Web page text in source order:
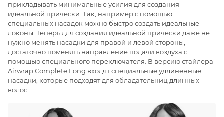
прикладывать минимальные усилия для создания
идеальной прически. Так, например с помощью
специальных насадок можно быстро создать идеальные
локоны. Теперь для создания идеальной прически даже не
нужно менять насадки для правой и левой стороны,
достаточно поменять направление подачи воздуха с
помощью специального переключателя. В версию стайлера
Airwrap Complete Long входят специальные удлинённые
насадки, которые подходят для обладательниц длинных
волос